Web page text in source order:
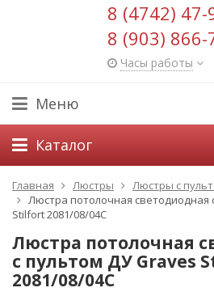
8 (4742) 47-
8 (903) 866-
Часы работы
Меню
Каталог
Главная Люстры
Люстры с
Люстра потолочная светодиодная
Stilfort 2081/08/04C
Люстра потолочная
с пультом ДУ Graves
2081/08/04C